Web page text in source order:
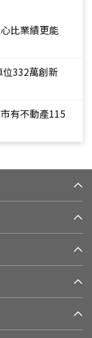
比業績更能
332萬創新
有不動產115